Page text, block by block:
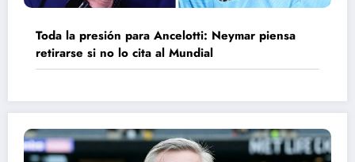
Toda la presión para Ancelotti: Neymar piensa
retirarse si no lo cita al Mundial